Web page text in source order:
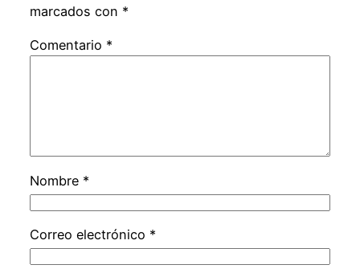
marcados con *
Comentario *
Nombre *
Correo electrónico *